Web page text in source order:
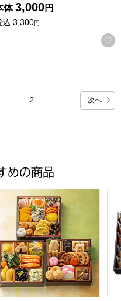
入りに登録する
体 3,000円
込 3,300円
2 次へ
めの商品
「饗宴」(きょうえん)【4
ップバリュ 和風三段重「